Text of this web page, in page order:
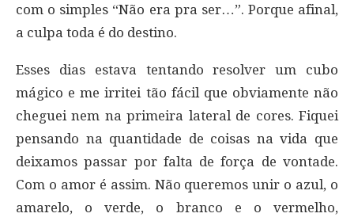
com o simples “Não era pra ser…”. Porque afinal,
a culpa toda é do destino.
Esses dias estava tentando resolver um cubo
mágico e me irritei tão fácil que obviamente não
cheguei nem na primeira lateral de cores. Fiquei
pensando na quantidade de coisas na vida que
deixamos passar por falta de força de vontade.
Com o amor é assim. Não queremos unir o azul, o
amarelo, o verde, o branco e o vermelho,